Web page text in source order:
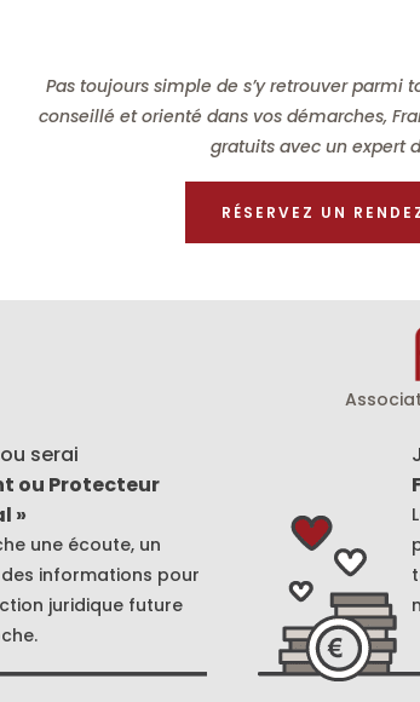
Pas toujours simple de s’y retrouver parmi
conseillé et orienté dans vos démarches,
gratuits avec un expert
RÉSERVEZ UN
serai
ou Protecteur
»
une écoute, un
informations pour
juridique future